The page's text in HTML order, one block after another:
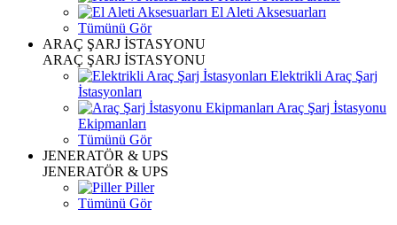
El Aleti Aksesuarları
Tümünü Gör
ARAÇ ŞARJ İSTASYONU
ARAÇ ŞARJ İSTASYONU
Elektrikli Araç Şarj
İstasyonları
Araç Şarj İstasyonu
Ekipmanları
Tümünü Gör
JENERATÖR & UPS
JENERATÖR & UPS
Piller
Tümünü Gör